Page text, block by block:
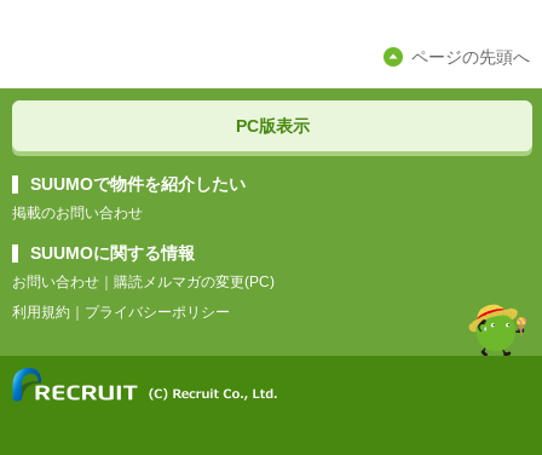
ページの先頭へ
PC版表示
SUUMOで物件を紹介したい
掲載のお問い合わせ
SUUMOに関する情報
お問い合わせ
購読メルマガの変更(PC)
利用規約
プライバシーポリシー